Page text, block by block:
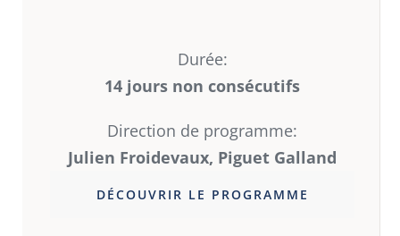
Durée:
14 jours non consécutifs
Direction de programme:
Julien Froidevaux, Piguet Galland
DÉCOUVRIR LE PROGRAMME